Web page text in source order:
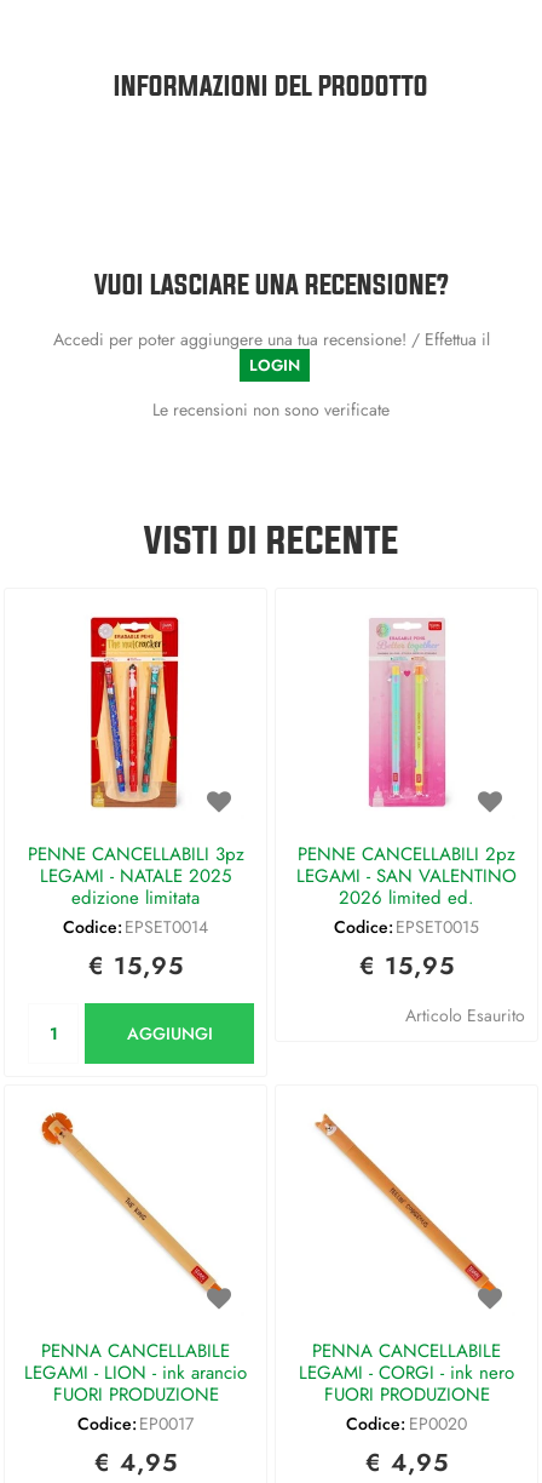
INFORMAZIONI DEL PRODOTTO
VUOI LASCIARE UNA RECENSIONE?
Accedi per poter aggiungere una tua recensione! / Effettua il
LOGIN
Le recensioni non sono verificate
VISTI DI RECENTE
PENNE CANCELLABILI 3pz
LEGAMI - NATALE 2025
edizione limitata
Codice: EPSET0014
€ 15,95
AGGIUNGI
PENNE CANCELLABILI 2pz
LEGAMI - SAN VALENTINO
2026 limited ed.
Codice: EPSET0015
€ 15,95
Articolo Esaurito
PENNA CANCELLABILE
LEGAMI - LION - ink arancio
FUORI PRODUZIONE
Codice: EP0017
€ 4,95
PENNA CANCELLABILE
LEGAMI - CORGI - ink nero
FUORI PRODUZIONE
Codice: EP0020
€ 4,95